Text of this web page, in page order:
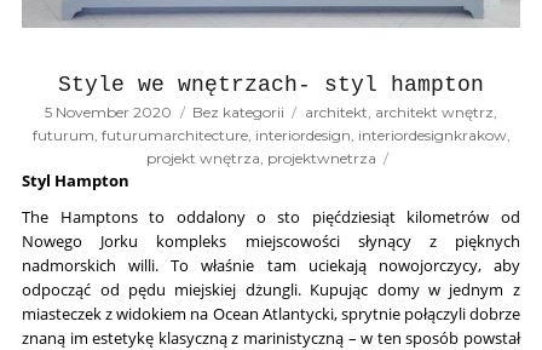
Style we wnętrzach- styl hampton
Styl Hampton
The Hamptons to oddalony o sto pięćdziesiąt kilometrów od
Nowego Jorku kompleks miejscowości słynący z pięknych
nadmorskich willi. To właśnie tam uciekają nowojorczycy, aby
odpocząć od pędu miejskiej dżungli. Kupując domy w jednym z
miasteczek z widokiem na Ocean Atlantycki, sprytnie połączyli dobrze
znaną im estetykę klasyczną z marinistyczną – w ten sposób powstał
Posted
on
5 November 2020 Categories
Bez kategorii Tags
architekt architekt wnętrz
futurum futurumarchitecture, interiordesign interiordesignkrakow,
projekt wnętrza projektwnetrza